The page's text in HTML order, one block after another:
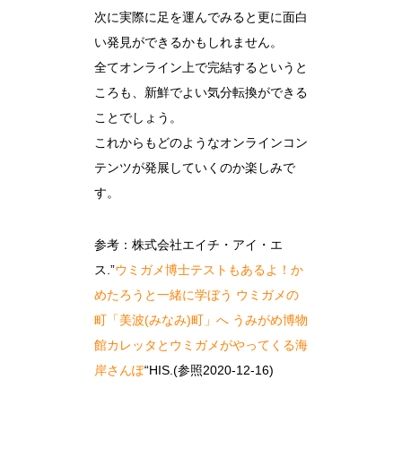
次に実際に足を運んでみると更に面白
い発見ができるかもしれません。
全てオンライン上で完結するというと
ころも、新鮮でよい気分転換ができる
ことでしょう。
これからもどのようなオンラインコン
テンツが発展していくのか楽しみで
す。
参考：株式会社エイチ・アイ・エ
ス.”ウミガメ博士テストもあるよ！か
めたろうと一緒に学ぼう ウミガメの
町「美波(みなみ)町」へ うみがめ博物
館カレッタとウミガメがやってくる海
岸さんぽ“HIS.(参照2020-12-16)